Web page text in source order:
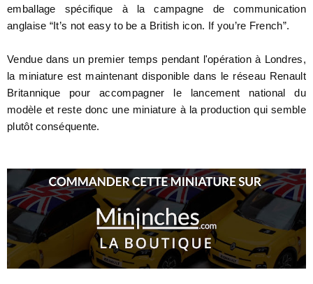
emballage spécifique à la campagne de communication
anglaise “It’s not easy to be a British icon. If you’re French”.
Vendue dans un premier temps pendant l'opération à Londres,
la miniature est maintenant disponible dans le réseau Renault
Britannique pour accompagner le lancement national du
modèle et reste donc une miniature à la production qui semble
plutôt conséquente.